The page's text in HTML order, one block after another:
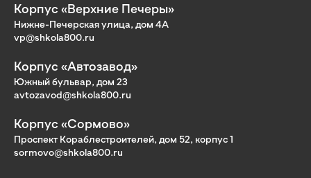
Корпус «Верхние Печеры»
Нижне-Печерская улица, дом 4А
vp@shkola800.ru
Корпус «Автозавод»
Южный бульвар, дом 23
avtozavod@shkola800.ru
Корпус «Сормово»
Проспект Кораблестроителей, дом 52, корпус 1
sormovo@shkola800.ru